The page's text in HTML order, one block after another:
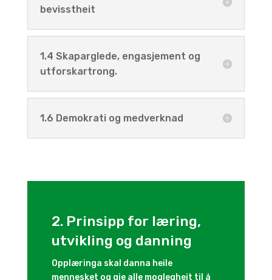
bevisstheit
1.4 Skaparglede, engasjement og
utforskartrong.
1.6 Demokrati og medverknad
2. Prinsipp for læring,
utvikling og danning
Opplæringa skal danna heile
mennesket og gje alle moglegheit til å